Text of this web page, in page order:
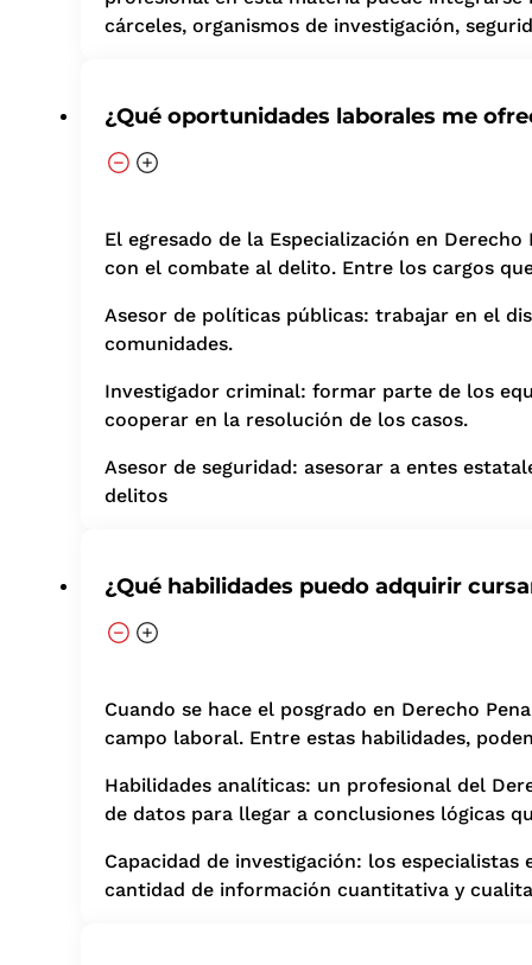
cárceles, organismos de investigación,
¿Qué oportunidades laborales me
El egresado de la Especialización en
con el combate al delito. Entre los cargos
Asesor de políticas públicas: trabajar en el
comunidades.
Investigador criminal: formar parte de los
cooperar en la resolución de los casos.
Asesor de seguridad: asesorar a entes
delitos
¿Qué habilidades puedo adquirir
Cuando se hace el posgrado en Derecho
campo laboral. Entre estas habilidades,
Habilidades analíticas: un profesional del
de datos para llegar a conclusiones lógicas
Capacidad de investigación: los
cantidad de información cuantitativa y